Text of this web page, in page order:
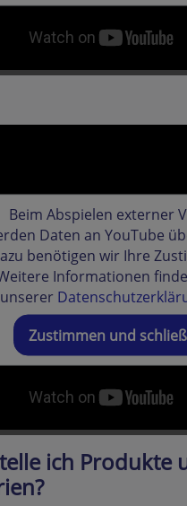
Beim Abspielen externer
Daten an YouTube
benötigen wir Ihre
Informationen
unserer
Zustimmen und
ich Produkte